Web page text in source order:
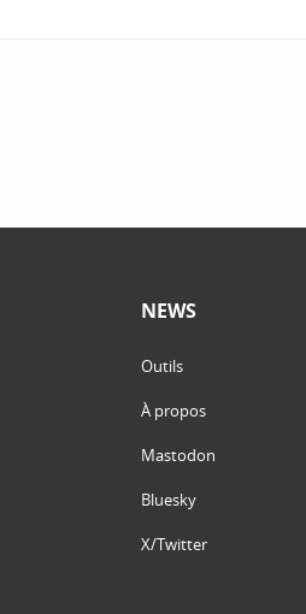
NEWS
Outils
À propos
Mastodon
Bluesky
X/Twitter